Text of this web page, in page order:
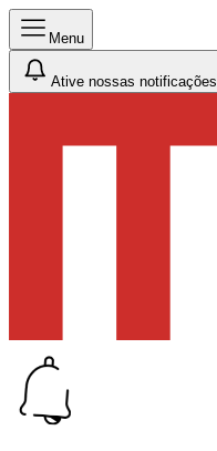
Menu
Ative nossas notificações